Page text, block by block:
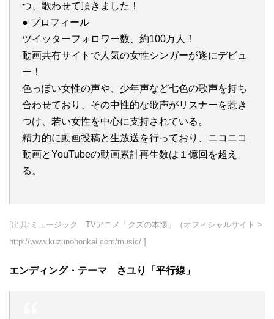
つ、歌わせて頂きました！
● プロフィール
ツイッターフォロワー数、約100万人！
動画共有サイトで人気の女性シンガーが遂にデビュ
ー！
色っぽい女性の声や、少年声など七色の歌声を持ち
合わせており、その中性的な歌声がリスナーを惹き
つけ、若い女性を中心に支持されている。
精力的に動画投稿と生放送を行っており、ニコニコ
動画とYouTubeの動画累計再生数は１億回を超え
る。
[出典:ミュージック TVアニメ「クズの本懐」（オフィシャルサイト >
http://www.kuzunohonkai.com/music/ ]
エンディング・テーマ さユり「平行線」